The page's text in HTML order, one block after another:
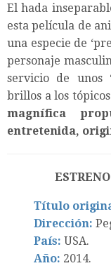
El hada
esta película de
una especie de
personaje
servicio de unos
brillos a los
magnífica
entretenida,
Título
Dirección:
País: USA.
Año: 2014.